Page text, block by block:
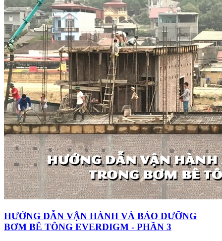
HƯỚNG DẪN VẬN HÀNH VÀ BẢO DƯỠNG
BƠM BÊ TÔNG EVERDIGM - PHẦN 3